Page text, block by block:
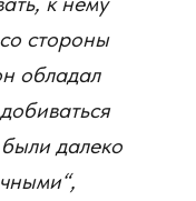
стороны
обладал
далеко